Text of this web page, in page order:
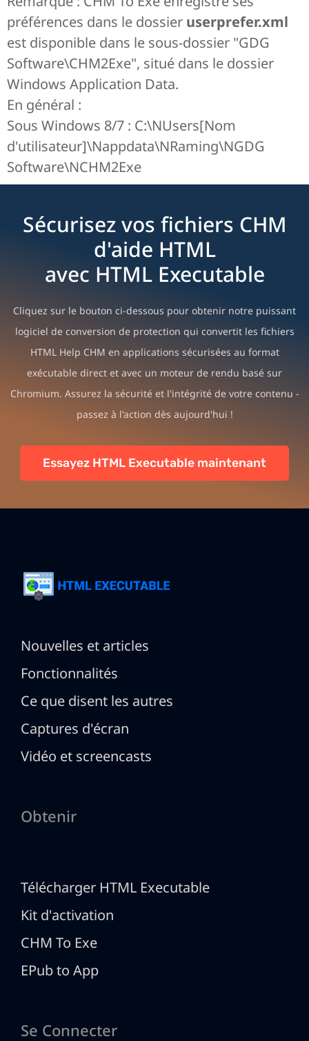
préférences dans le dossier userprefer.xml
est disponible dans le sous-dossier "GDG
Software\CHM2Exe", situé dans le dossier
Windows Application Data.
En général :
Sous Windows 8/7 : C:\NUsers[Nom
d'utilisateur]\Nappdata\NRaming\NGDG
Software\NCHM2Exe
Sécurisez vos fichiers CHM
d'aide HTML
avec HTML Executable
Cliquez sur le bouton ci-dessous pour obtenir notre puissant
logiciel de conversion de protection qui convertit les fichiers
HTML Help CHM en applications sécurisées au format
exécutable direct et avec un moteur de rendu basé sur
Chromium. Assurez la sécurité et l'intégrité de votre contenu -
passez à l'action dès aujourd'hui !
Essayez HTML Executable maintenant
Nouvelles et articles
Fonctionnalités
Ce que disent les autres
Captures d'écran
Vidéo et screencasts
Obtenir
Télécharger HTML Executable
Kit d'activation
CHM To Exe
EPub to App
Se Connecter